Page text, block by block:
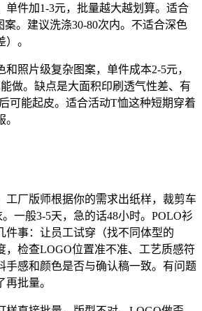
单件加1-3元，批量越大越划算。适合
。建议洗涤30-80次内。不适合深色
。
照片级复杂图案，单件成本2-5元，
做。缺点是大面积印刷透气性差、有
可能起皮。适合活动T恤这种短期穿着
工厂版师根据你的需求出纸样，裁剪车
一般3-5天，急的话48小时。POLO衫
件事：让员工试穿（找不同体型的
，检查LOGO位置准不准、工艺质感符
手感和颜色是否与确认稿一致。有问题
批量。